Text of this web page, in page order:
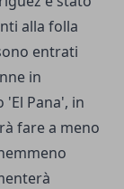
alla folla
entrati
in
Pana', in
fare a meno